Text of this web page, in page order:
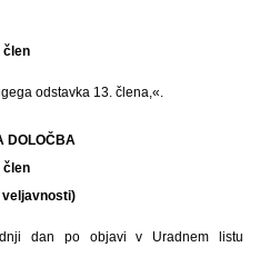
člen
odstavka 13. člena,«.
DOLOČBA
člen
dan po objavi v Uradnem listu